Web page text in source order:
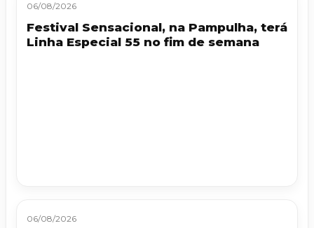
06/08/2026
Festival Sensacional, na Pampulha, terá
Linha Especial 55 no fim de semana
06/08/2026